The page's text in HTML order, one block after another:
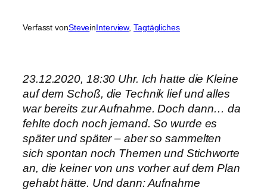
Verfasst vonSteveinInterview, Tagtägliches
23.12.2020, 18:30 Uhr. Ich hatte die Kleine
auf dem Schoß, die Technik lief und alles
war bereits zur Aufnahme. Doch dann… da
fehlte doch noch jemand. So wurde es
später und später – aber so sammelten
sich spontan noch Themen und Stichworte
an, die keiner von uns vorher auf dem Plan
gehabt hätte. Und dann: Aufnahme